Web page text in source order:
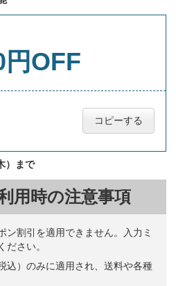
OFF
コピーする
）まで
用時の注意事項
ン割引を適用できません。入力ミ
ださい。
込）のみに適用され、送料や各種